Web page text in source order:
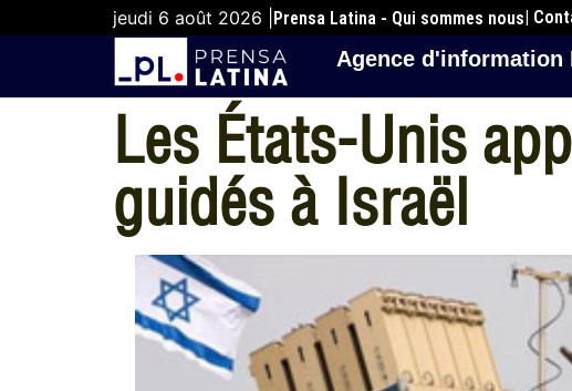
jeudi 6 août 2026 | Prensa Latina - Qui sommes nous|
Agence d'information
Les États-Unis
guidés à Israël